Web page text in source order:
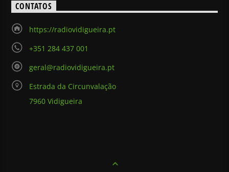
CONTATOS
https://radiovidigueira.pt
+351 284 437 001
geral@radiovidigueira.pt
Estrada da Circunvalação
7960 Vidigueira